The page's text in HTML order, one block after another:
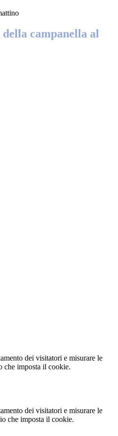
campanella al
dei visitatori e misurare le
che imposta il cookie.
dei visitatori e misurare le
che imposta il cookie.